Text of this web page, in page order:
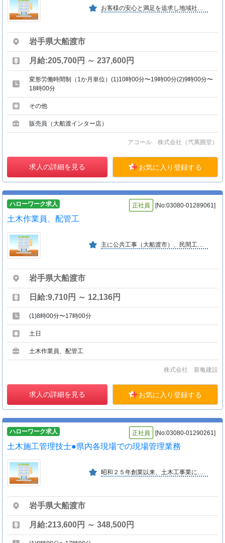
お客様の安心と満足を追求し地域社会に貢献します。未経験でも眼鏡販売に必要な知識・技術を習得し、プロとして成長できます。一生の仕事として腰を据えて長く働き続けられる職場です。
岩手県大船渡市
月給:205,700円 ～ 237,600円
変形労働時間制（1か月単位）(1)10時00分〜19時00分(2)9時00分〜
18時00分
その他
販売員（大船渡インター店）
アコール 株式会社（弐萬圓堂）
求人の詳細を見る お気に入り登録する
ハローワーク求人 正社員 [No:03080-01289061]
土木作業員、配管工
主に公共工事（大船渡市）、民間工事（宅地基礎、造成工事）をしております。
岩手県大船渡市
日給:9,710円 ～ 12,136円
(1)8時00分〜17時00分
土日
土木作業員、配管工
株式会社 新亀建設
求人の詳細を見る お気に入り登録する
ハローワーク求人 正社員 [No:03080-01290261]
土木施工管理技士●県内各現場での現場管理業務
昭和２５年創業以来、土木工事業に着実な業績を伸ばし、建築部、造園部等も新設するなどトータルな建設業をめざして、今後一層の発展が期待できる。
岩手県大船渡市
月給:213,600円 ～ 348,500円